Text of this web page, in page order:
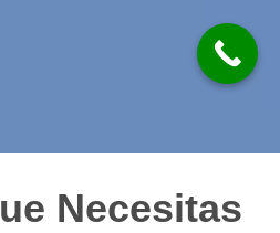
Necesitas